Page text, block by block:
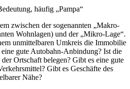
häufig „Pampa“
zwischen der sogenannten „Makro-
Wohnlagen) und der „Mikro-Lage“.
unmittelbaren Umkreis die Immobilie
gute Autobahn-Anbindung? Ist die
Ortschaft belegen? Gibt es eine gute
Gibt es Geschäfte des
Nähe?